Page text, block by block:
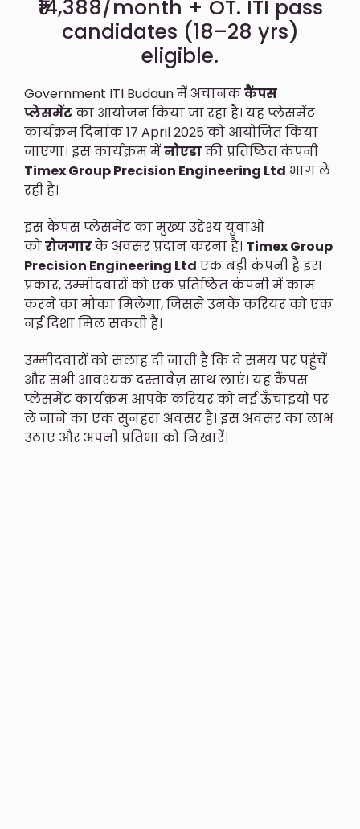
₹14,388/month + OT. ITI pass
candidates (18–28 yrs)
eligible.
Government ITI Budaun में अचानककैंपस
प्लेसमेंटका आयोजन किया जा रहा है। यह प्लेसमेंट
कार्यक्रम दिनांक 17 April 2025 को आयोजित किया
जाएगा। इस कार्यक्रम मेंनोएडाकी प्रतिष्ठित कंपनी
Timex Group Precision Engineering Ltd भाग ले
रही है।
इस कैंपस प्लेसमेंट का मुख्य उद्देश्य युवाओं
कोरोजगारके अवसर प्रदान करना है। Timex Group
Precision Engineering Ltd एक बड़ी कंपनी है इस
प्रकार, उम्मीदवारों को एक प्रतिष्ठित कंपनी में काम
करने का मौका मिलेगा, जिससे उनके करियर को एक
नई दिशा मिल सकती है।
उम्मीदवारों को सलाह दी जाती है कि वे समय पर पहुंचें
और सभी आवश्यक दस्तावेज़ साथ लाएं। यह कैंपस
प्लेसमेंट कार्यक्रम आपके करियर को नई ऊँचाइयों पर
ले जाने का एक सुनहरा अवसर है। इस अवसर का लाभ
उठाएं और अपनी प्रतिभा को निखारें।